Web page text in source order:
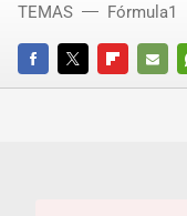
FACEBOOKTWITTERFLIPBOARD
E-
TEMAS Fórmula1